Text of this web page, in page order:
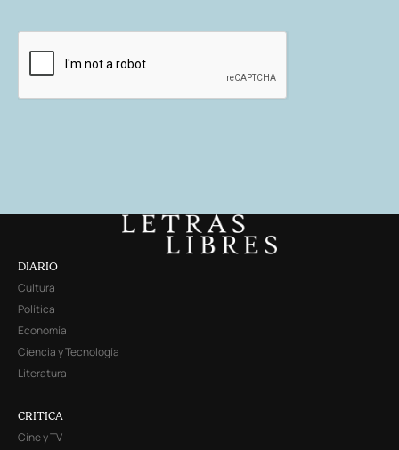
DIARIO
Cultura
Política
Economía
Ciencia y Tecnología
Literatura
CRITICA
Cine y TV